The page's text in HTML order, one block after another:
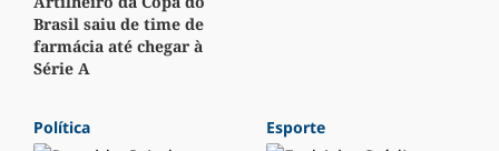
Brasil saiu de time de
farmácia até chegar à
Série A
Política Esporte